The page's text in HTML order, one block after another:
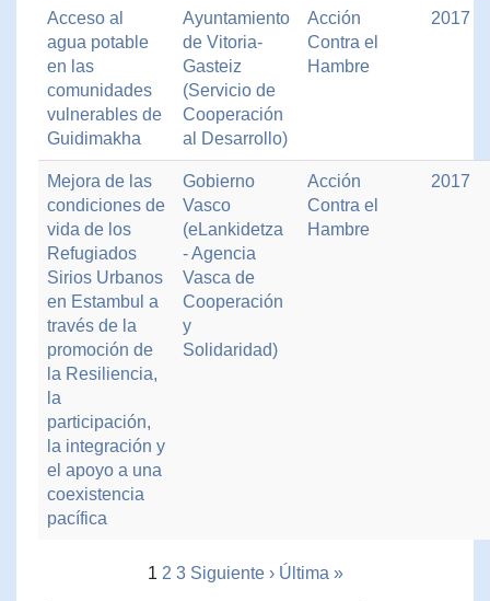
Acceso al
agua potable
en las
comunidades
vulnerables de
Guidimakha
Ayuntamiento
de Vitoria-
Gasteiz
(Servicio de
Cooperación
al Desarrollo)
Acción
Contra el
Hambre
2017
Mejora de las
condiciones de
vida de los
Refugiados
Sirios Urbanos
en Estambul a
través de la
promoción de
la Resiliencia,
la
participación,
la integración y
el apoyo a una
coexistencia
pacífica
Gobierno
Vasco
(eLankidetza
- Agencia
Vasca de
Cooperación
y
Solidaridad)
Acción
Contra el
Hambre
2017
1 2 3 Siguiente › Última »